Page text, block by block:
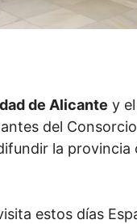
de Alicante y el
del
la provincia
estos días